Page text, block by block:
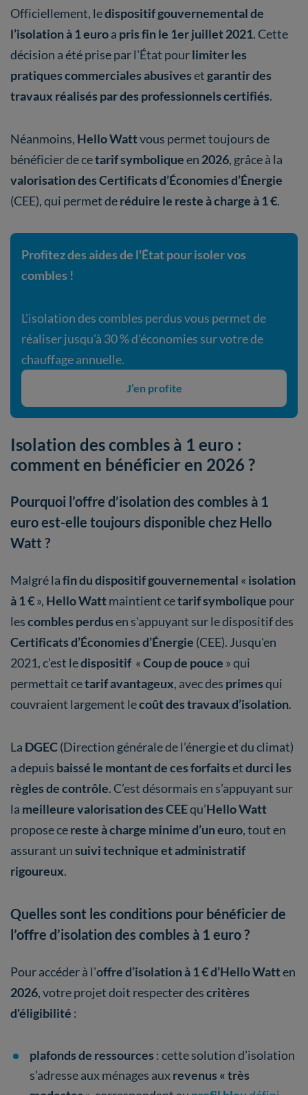
Officiellement, ledispositif gouvernemental de
l’isolation à 1 euroa pris fin le 1er juillet 2021. Cette
décision a été prise par l'État pourlimiter les
pratiques commerciales abusivesetgarantir des
travaux réalisés par des professionnels certifiés.
Néanmoins, Hello Wattvous permet toujours de
bénéficier de cetarif symboliqueen2026, grâce à la
valorisation des Certificats d’Économies d’Énergie
(CEE), qui permet deréduire le reste à charge à 1 €.
Profitez des aides de l'État pour isoler vos
combles !
L'isolation des combles perdus vous permet de
réaliser jusqu'à 30 % d'économies sur votre de
chauffage annuelle.
J’en profite
Isolation des combles à 1 euro :
comment en bénéficier en 2026 ?
Pourquoi l’offre d’isolation des combles à 1
euro est-elle toujours disponible chez Hello
Watt ?
Malgré lafin du dispositif gouvernemental « isolation
à 1 €», Hello Wattmaintient cetarif symbolique pour
lescombles perdusen s'appuyant sur le dispositif des
Certificats d’Économies d’Énergie (CEE). Jusqu'en
2021, c’est ledispositif «Coup de pouce » qui
permettait cetarif avantageux, avec des primesqui
couvraient largement lecoût des travaux d’isolation.
La DGEC(Direction générale de l’énergie et du climat)
a depuis baissé le montant de ces forfaitsetdurci les
règles de contrôle. C’est désormais en s’appuyant sur
la meilleure valorisation des CEEqu’Hello Watt
propose cereste à charge minime d’un euro, tout en
assurant unsuivi technique et administratif
rigoureux.
Quelles sont les conditions pour bénéficier de
l’offre d’isolation des combles à 1 euro ?
Pour accéder à l'offre d’isolation à 1 € d’Hello Watten
2026, votre projet doit respecter descritères
d'éligibilité :
plafonds de ressources : cette solution d’isolation
s’adresse aux ménages auxrevenus « très